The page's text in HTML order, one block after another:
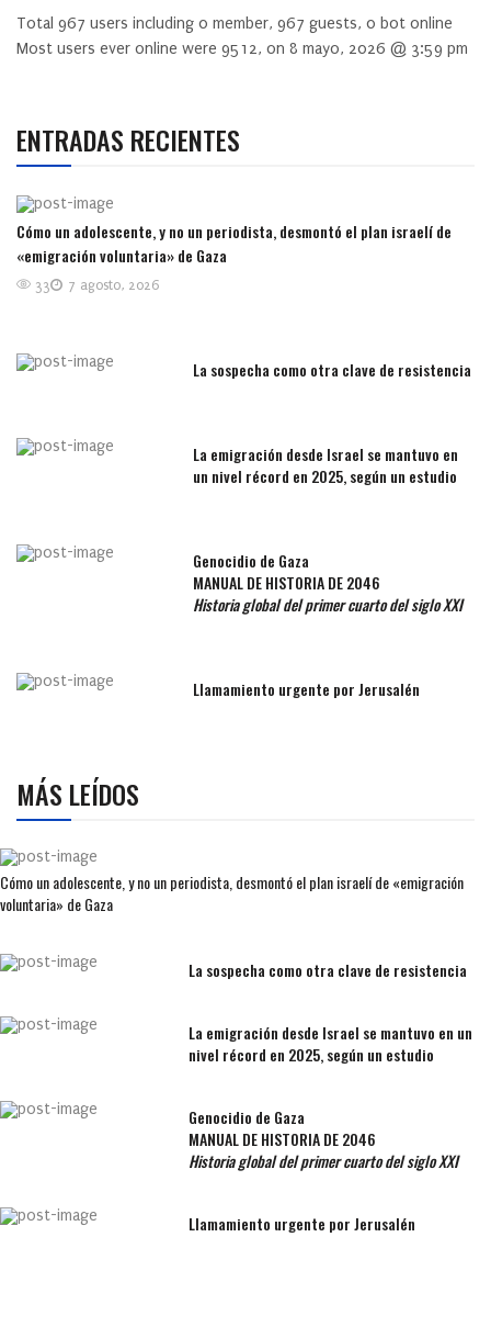
Total 967 users including 0 member, 967 guests, 0 bot online
Most users ever online were 9512, on 8 mayo, 2026 @ 3:59 pm
ENTRADAS RECIENTES
Cómo un adolescente, y no un periodista, desmontó el plan israelí de
«emigración voluntaria» de Gaza
7 agosto, 2026
33
La sospecha como otra clave de resistencia
La emigración desde Israel se mantuvo en
un nivel récord en 2025, según un estudio
Genocidio de Gaza
MANUAL DE HISTORIA DE 2046
Historia global del primer cuarto del siglo XXI
Llamamiento urgente por Jerusalén
MÁS LEÍDOS
Cómo un adolescente, y no un periodista, desmontó el plan israelí de «emigración
voluntaria» de Gaza
La sospecha como otra clave de resistencia
La emigración desde Israel se mantuvo en un
nivel récord en 2025, según un estudio
Genocidio de Gaza
MANUAL DE HISTORIA DE 2046
Historia global del primer cuarto del siglo XXI
Llamamiento urgente por Jerusalén